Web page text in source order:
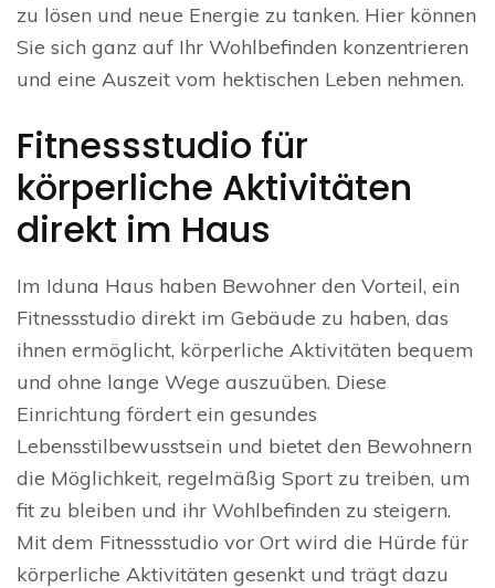
zu lösen und neue Energie zu tanken. Hier können
Sie sich ganz auf Ihr Wohlbefinden konzentrieren
und eine Auszeit vom hektischen Leben nehmen.
Fitnessstudio für
körperliche Aktivitäten
direkt im Haus
Im Iduna Haus haben Bewohner den Vorteil, ein
Fitnessstudio direkt im Gebäude zu haben, das
ihnen ermöglicht, körperliche Aktivitäten bequem
und ohne lange Wege auszuüben. Diese
Einrichtung fördert ein gesundes
Lebensstilbewusstsein und bietet den Bewohnern
die Möglichkeit, regelmäßig Sport zu treiben, um
fit zu bleiben und ihr Wohlbefinden zu steigern.
Mit dem Fitnessstudio vor Ort wird die Hürde für
körperliche Aktivitäten gesenkt und trägt dazu